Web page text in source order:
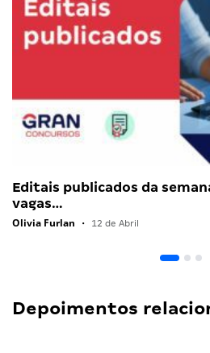
Editais publicados da
vagas…
Olivia Furlan • 12 de Abril
Depoimentos